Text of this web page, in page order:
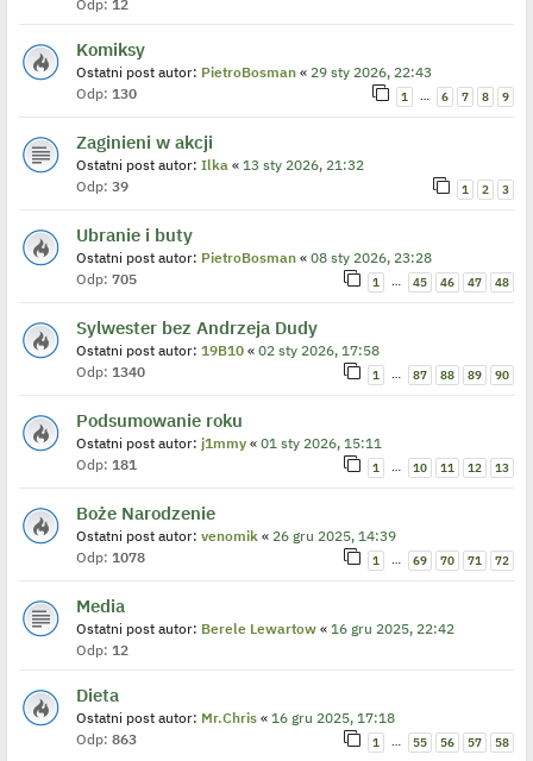
Odp: 12
Komiksy
Ostatni post autor: PietroBosman « 29 sty 2026, 22:43
Odp: 130 1 … 6 7 8 9
Zaginieni w akcji
Ostatni post autor: Ilka « 13 sty 2026, 21:32
Odp: 39 1 2 3
Ubranie i buty
Ostatni post autor: PietroBosman « 08 sty 2026, 23:28
Odp: 705 1 … 45 46 47 48
Sylwester bez Andrzeja Dudy
Ostatni post autor: 19B10 « 02 sty 2026, 17:58
Odp: 1340 1 … 87 88 89 90
Podsumowanie roku
Ostatni post autor: j1mmy « 01 sty 2026, 15:11
Odp: 181 1 … 10 11 12 13
Boże Narodzenie
Ostatni post autor: venomik « 26 gru 2025, 14:39
Odp: 1078 1 … 69 70 71 72
Media
Ostatni post autor: Berele Lewartow « 16 gru 2025, 22:42
Odp: 12
Dieta
Ostatni post autor: Mr.Chris « 16 gru 2025, 17:18
Odp: 863 1 … 55 56 57 58